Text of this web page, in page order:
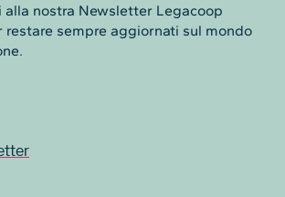
alla nostra Newsletter Legacoop
restare sempre aggiornati sul mondo